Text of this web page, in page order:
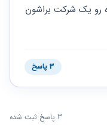
3 پاسخ
3 پاسخ ثبت شده